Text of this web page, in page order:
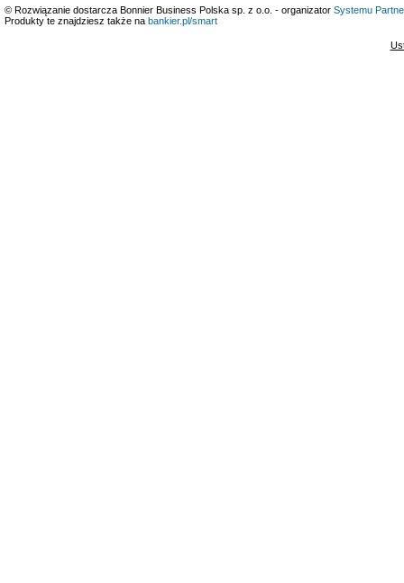
© Rozwiązanie dostarcza Bonnier Business Polska sp. z o.o. - organizator Systemu
Produkty te znajdziesz także na bankier.pl/smart